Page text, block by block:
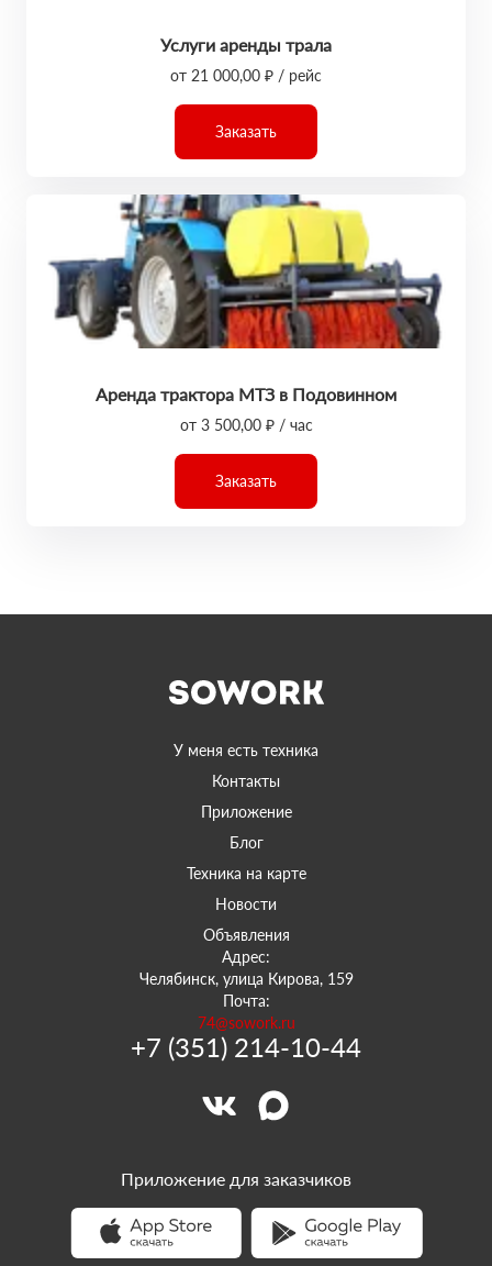
Услуги аренды трала
от 21 000,00 ₽ / рейс
Заказать
Аренда трактора МТЗ в Подовинном
от 3 500,00 ₽ / час
Заказать
У меня есть техника
Контакты
Приложение
Блог
Техника на карте
Новости
Объявления
Адрес:
Челябинск, улица Кирова, 159
Почта:
74@sowork.ru
+7 (351) 214-10-44
Приложение для заказчиков